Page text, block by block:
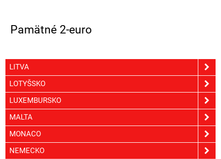
Pamätné 2-euro
LITVA
LOTYŠSKO
LUXEMBURSKO
MALTA
MONACO
NEMECKO